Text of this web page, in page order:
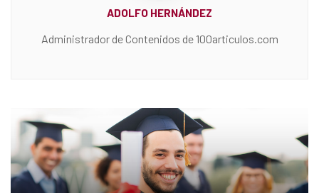
ADOLFO HERNÁNDEZ
Administrador de Contenidos de 100articulos.com